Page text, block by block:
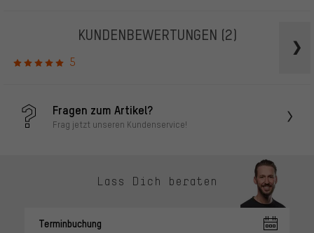
KUNDENBEWERTUNGEN (2)
5
Fragen zum Artikel?
Frag jetzt unseren Kundenservice!
Lass Dich beraten
Terminbuchung